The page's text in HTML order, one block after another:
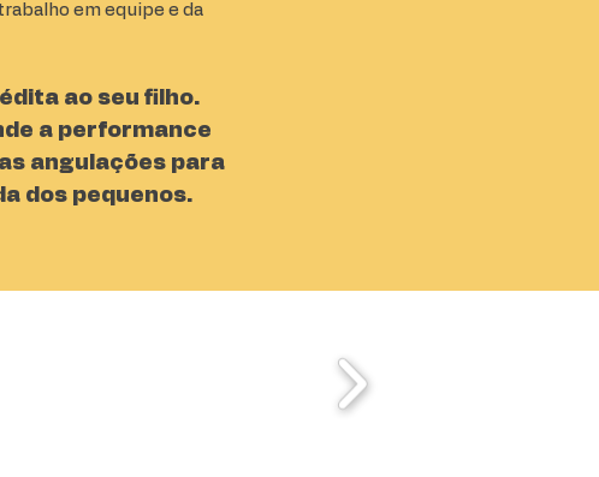
em equipe e da
ao seu filho.
a performance
angulações para
dos pequenos.